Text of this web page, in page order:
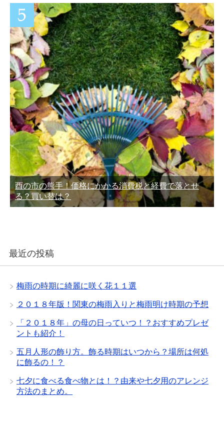
酉の市の熊手！価格にかかる消費税と経費で落とせ
る？買い替は？
最近の投稿
梅雨の時期に綺麗に咲く花１１選
２０１８年版！関東の梅雨入りと梅雨明け時期の予想
「２０１８年」の母の日っていつ！？おすすめプレゼ
ントも紹介！
五月人形の飾り方。飾る時期はいつから？場所は何処
に飾るの！？
七夕に食べる食べ物とは！？由来や七夕用のアレンジ
方法のまとめ。